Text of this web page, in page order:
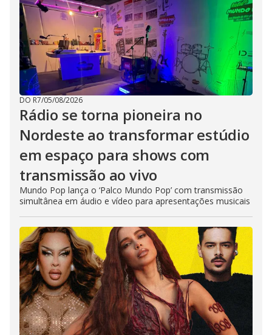
DO R7/05/08/2026
Rádio se torna pioneira no
Nordeste ao transformar estúdio
em espaço para shows com
transmissão ao vivo
Mundo Pop lança o ‘Palco Mundo Pop’ com transmissão
simultânea em áudio e vídeo para apresentações musicais